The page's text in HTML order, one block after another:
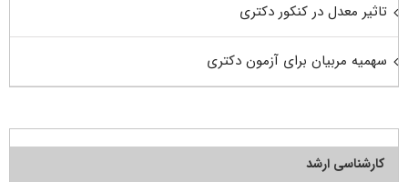
تاثیر معدل در کنکور دکتری
سهمیه مربیان برای آزمون دکتری
کارشناسی ارشد